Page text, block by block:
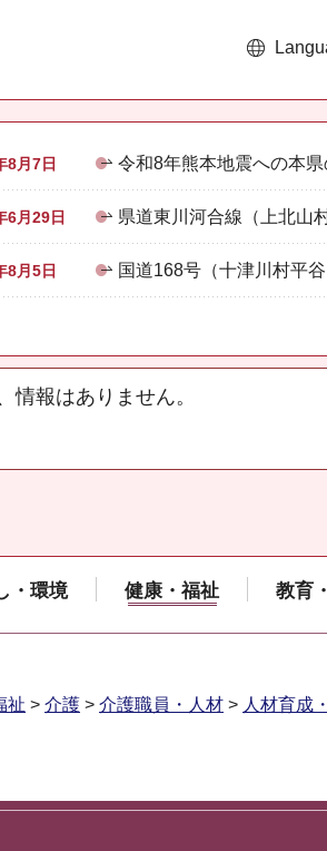
8月7日 令和8年熊本地震への本
6月29日 県道東川河合線（上北山
8月5日 国道168号（十津川村平
情報はありません。
・環境 健康・福祉 教育
祉 > 介護 > 介護職員・人材 > 人材育成